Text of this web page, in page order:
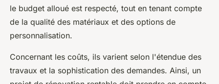
le budget alloué est respecté, tout en tenant compte
de la qualité des matériaux et des options de
personnalisation.
Concernant les coûts, ils varient selon l'étendue des
travaux et la sophistication des demandes. Ainsi, un